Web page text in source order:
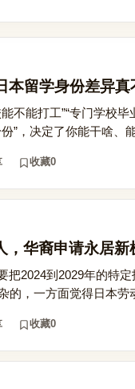
留学身份差异真
不能打工”“专门学校
”，决定了你能干啥、
收藏0
，华裔申请永居
把2024到2029年的特
的，一方面觉得日本
收藏0